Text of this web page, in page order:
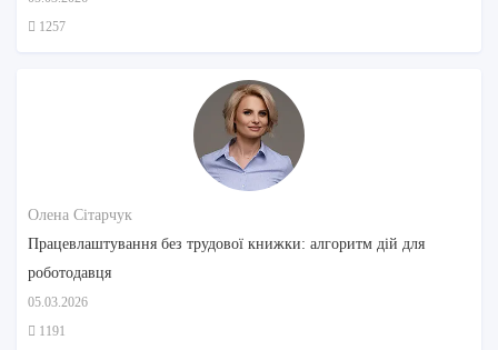
1257
Олена Сітарчук
Працевлаштування без трудової книжки: алгоритм дій для
роботодавця
05.03.2026
1191